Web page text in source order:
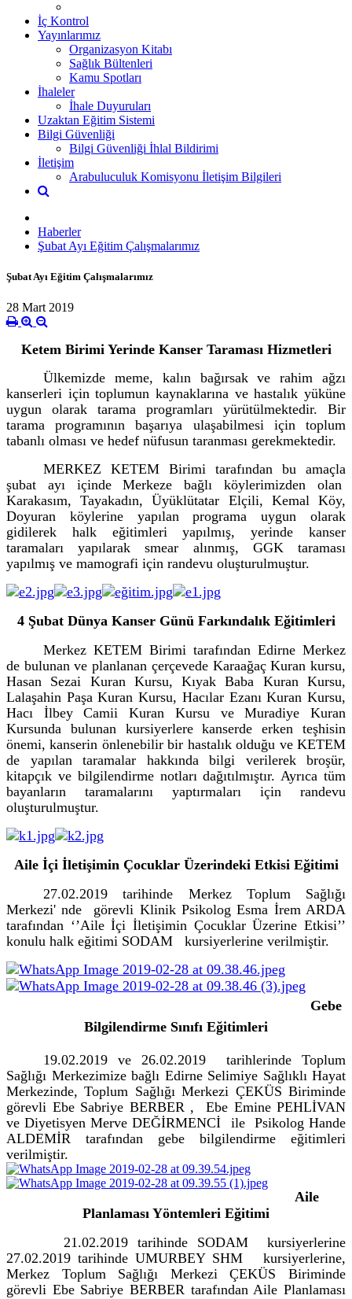
İç Kontrol
Yayınlarımız
Organizasyon Kitabı
Sağlık Bültenleri
Kamu Spotları
İhaleler
İhale Duyuruları
Uzaktan Eğitim Sistemi
Bilgi Güvenliği
Bilgi Güvenliği İhlal Bildirimi
İletişim
Arabuluculuk Komisyonu İletişim Bilgileri
Haberler
Şubat Ayı Eğitim Çalışmalarımız
Şubat Ayı Eğitim Çalışmalarımız
28 Mart 2019
Ketem Birimi Yerinde Kanser Taraması Hizmetleri
Ülkemizde meme, kalın bağırsak ve rahim ağzı
kanserleri için toplumun kaynaklarına ve hastalık yüküne
uygun olarak tarama programları yürütülmektedir. Bir
tarama programının başarıya ulaşabilmesi için toplum
tabanlı olması ve hedef nüfusun taranması gerekmektedir.
MERKEZ KETEM Birimi tarafından bu amaçla
şubat ayı içinde Merkeze bağlı köylerimizden olan
Karakasım, Tayakadın, Üyüklütatar Elçili, Kemal Köy,
Doyuran köylerine yapılan programa uygun olarak
gidilerek halk eğitimleri yapılmış, yerinde kanser
taramaları yapılarak smear alınmış, GGK taraması
yapılmış ve mamografi için randevu oluşturulmuştur.
4 Şubat Dünya Kanser Günü Farkındalık Eğitimleri
Merkez KETEM Birimi tarafından Edirne Merkez
de bulunan ve planlanan çerçevede Karaağaç Kuran kursu,
Hasan Sezai Kuran Kursu, Kıyak Baba Kuran Kursu,
Lalaşahin Paşa Kuran Kursu, Hacılar Ezanı Kuran Kursu,
Hacı İlbey Camii Kuran Kursu ve Muradiye Kuran
Kursunda bulunan kursiyerlere kanserde erken teşhisin
önemi, kanserin önlenebilir bir hastalık olduğu ve KETEM
de yapılan taramalar hakkında bilgi verilerek broşür,
kitapçık ve bilgilendirme notları dağıtılmıştır. Ayrıca tüm
bayanların taramalarını yaptırmaları için randevu
oluşturulmuştur.
Aile İçi İletişimin Çocuklar Üzerindeki Etkisi Eğitimi
27.02.2019 tarihinde Merkez Toplum Sağlığı
Merkezi' nde görevli Klinik Psikolog Esma İrem ARDA
tarafından ‘’Aile İçi İletişimin Çocuklar Üzerine Etkisi’’
konulu halk eğitimi SODAM kursiyerlerine verilmiştir.
Gebe
Bilgilendirme Sınıfı Eğitimleri
19.02.2019 ve 26.02.2019 tarihlerinde Toplum
Sağlığı Merkezimize bağlı Edirne Selimiye Sağlıklı Hayat
Merkezinde, Toplum Sağlığı Merkezi ÇEKÜS Biriminde
görevli Ebe Sabriye BERBER , Ebe Emine PEHLİVAN
ve Diyetisyen Merve DEĞİRMENCİ ile Psikolog Hande
ALDEMİR tarafından gebe bilgilendirme eğitimleri
verilmiştir.
Aile
Planlaması Yöntemleri Eğitimi
21.02.2019 tarihinde SODAM kursiyerlerine
27.02.2019 tarihinde UMURBEY SHM kursiyerlerine,
Merkez Toplum Sağlığı Merkezi ÇEKÜS Biriminde
görevli Ebe Sabriye BERBER tarafından Aile Planlaması